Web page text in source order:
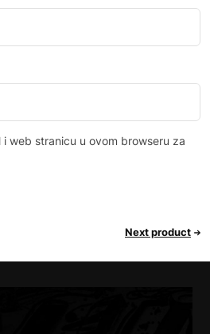
i web stranicu u ovom browseru za
Next product